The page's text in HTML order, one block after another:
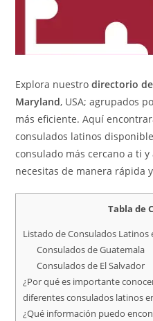
Explora nuestrodirectorio
Maryland, USA; agrupados
más eficiente. Aquí
consulados latinos
consulado más cercano a ti
necesitas de manera rápida
Tabla de
Listado de Consulados
Consulados de Guatemala
Consulados de El Salvador
¿Por qué es importante
diferentes consulados latinos
¿Qué información puedo